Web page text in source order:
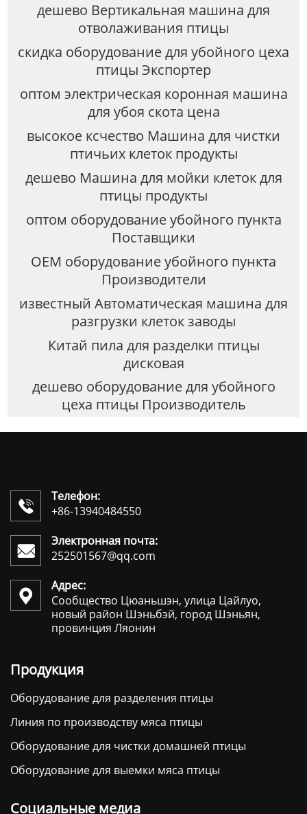
дешево Вертикальная машина для
отволаживания птицы
скидка оборудование для убойного цеха
птицы Экспортер
оптом электрическая коронная машина
для убоя скота цена
высокое ксчество Машина для чистки
птичьих клеток продукты
дешево Машина для мойки клеток для
птицы продукты
оптом оборудование убойного пункта
Поставщики
OEM оборудование убойного пункта
Производители
известный Автоматическая машина для
разгрузки клеток заводы
Китай пила для разделки птицы
дисковая
дешево оборудование для убойного
цеха птицы Производитель

Телефон:
+86-13940484550

Электронная почта:
252501567@qq.com

Адрес:
Сообщество Цюаньшэн, улица Цайлуо,
новый район Шэньбэй, город Шэньян,
провинция Ляонин
Продукция
Оборудование для разделения птицы
Линия по производству мяса птицы
Оборудование для чистки домашней птицы
Оборудование для выемки мяса птицы
Социальные медиа